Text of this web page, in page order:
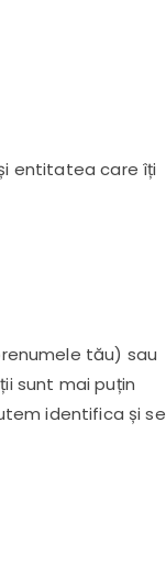
entitatea care îți
tău) sau
sunt mai puțin
identifica și se